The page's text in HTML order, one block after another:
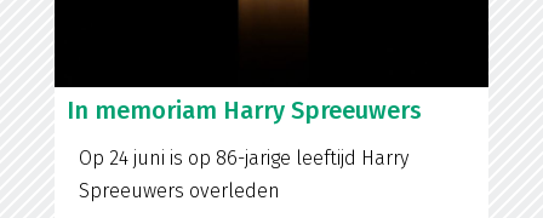
In memoriam Harry Spreeuwers
Op 24 juni is op 86-jarige leeftijd Harry
Spreeuwers overleden